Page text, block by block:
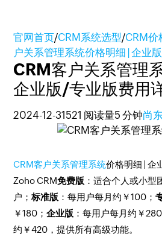
官网首页/CRM系统选型/CRM价
户关系管理系统价格明细 | 企业
CRM客户关系管理
企业版/专业版费用
2024-12-31 521 阅读量5 分钟尚
CRM客户关系管理系统价格明细 | 企
Zoho CRM免费版 ：适合个人或小型
户；标准版 ：每用户每月约￥100；
￥180；企业版 ：每用户每月约￥280
约￥420，提供所有高级功能。